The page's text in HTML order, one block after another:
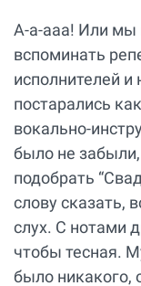
А-а-ааа! Или мы
вспоминать
исполнителей
постарались
вокально-
было не
подобрать
слову сказать,
слух. С нотами
чтобы тесная.
было никакого,